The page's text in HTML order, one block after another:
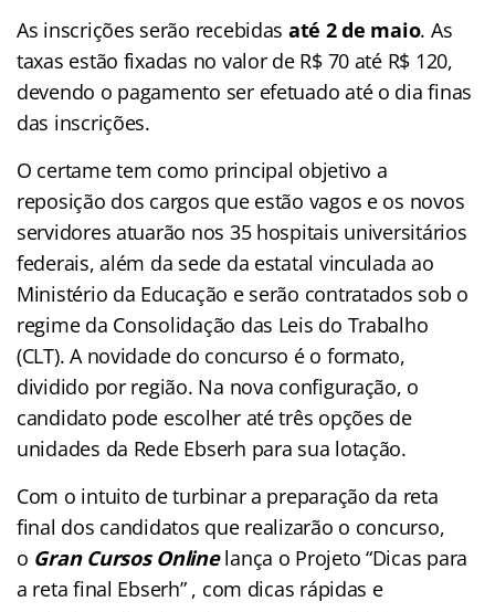
As inscrições serão recebidas até 2 de maio. As
taxas estão fixadas no valor de R$ 70 até R$ 120,
devendo o pagamento ser efetuado até o dia finas
das inscrições.
O certame tem como principal objetivo a
reposição dos cargos que estão vagos e os novos
servidores atuarão nos 35 hospitais universitários
federais, além da sede da estatal vinculada ao
Ministério da Educação e serão contratados sob o
regime da Consolidação das Leis do Trabalho
(CLT). A novidade do concurso é o formato,
dividido por região. Na nova configuração, o
candidato pode escolher até três opções de
unidades da Rede Ebserh para sua lotação.
Com o intuito de turbinar a preparação da reta
final dos candidatos que realizarão o concurso,
o Gran Cursos Onlinelança o Projeto “Dicas para
a reta final Ebserh” , com dicas rápidas e